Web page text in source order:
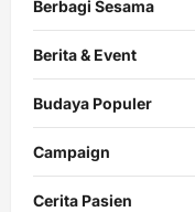
Berbagi Sesama
Berita & Event
Budaya Populer
Campaign
Cerita Pasien